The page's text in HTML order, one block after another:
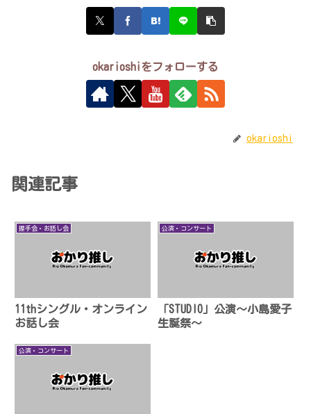
okarioshiをフォローする
okarioshi
関連記事
握手会・お話し会
11thシングル・オンライン
お話し会
公演・コンサート
「STUDIO」公演〜小島愛子
生誕祭〜
公演・コンサート